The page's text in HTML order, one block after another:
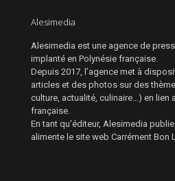
Alesimedia
Alesimedia est une agence de
implanté en Polynésie française.
Depuis 2017, l’agence met à
articles et des photos sur des
culture, actualité, culinaire…) en lien
française.
En tant qu’éditeur, Alesimedia
alimente le site web Carrément Bon